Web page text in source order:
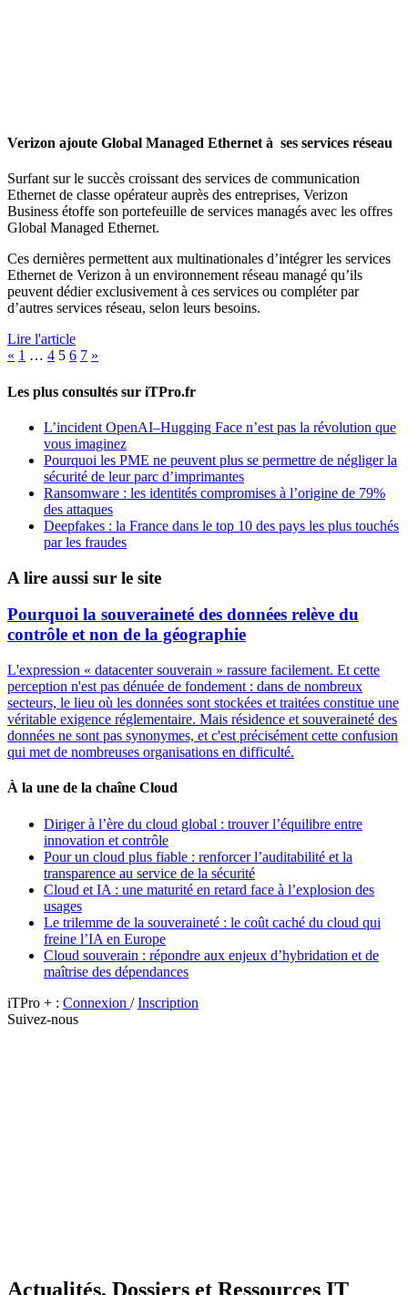
Verizon ajoute Global Managed Ethernet à ses services réseau
Surfant sur le succès croissant des services de communication
Ethernet de classe opérateur auprès des entreprises, Verizon
Business étoffe son portefeuille de services managés avec les offres
Global Managed Ethernet.
Ces dernières permettent aux multinationales d’intégrer les services
Ethernet de Verizon à un environnement réseau managé qu’ils
peuvent dédier exclusivement à ces services ou compléter par
d’autres services réseau, selon leurs besoins.
Lire l'article
Pagination
des
« 1 … 4 5 6 7 »
Les plus consultés sur iTPro.fr
L’incident OpenAI–Hugging Face n’est pas la révolution que
vous imaginez
Pourquoi les PME ne peuvent plus se permettre de négliger la
sécurité de leur parc d’imprimantes
Ransomware : les identités compromises à l’origine de 79%
des attaques
Deepfakes : la France dans le top 10 des pays les plus touchés
par les fraudes
A lire aussi sur le site
Pourquoi la souveraineté des données relève du
contrôle et non de la géographie
L'expression « datacenter souverain » rassure facilement. Et cette
perception n'est pas dénuée de fondement : dans de nombreux
secteurs, le lieu où les données sont stockées et traitées constitue une
véritable exigence réglementaire. Mais résidence et souveraineté des
données ne sont pas synonymes, et c'est précisément cette confusion
qui met de nombreuses organisations en difficulté.
À la une de la chaîne Cloud
Diriger à l’ère du cloud global : trouver l’équilibre entre
innovation et contrôle
Pour un cloud plus fiable : renforcer l’auditabilité et la
transparence au service de la sécurité
Cloud et IA : une maturité en retard face à l’explosion des
usages
Le trilemme de la souveraineté : le coût caché du cloud qui
freine l’IA en Europe
Cloud souverain : répondre aux enjeux d’hybridation et de
maîtrise des dépendances
iTPro + : Connexion /Inscription
Suivez-nous
Actualités, Dossiers et Ressources IT